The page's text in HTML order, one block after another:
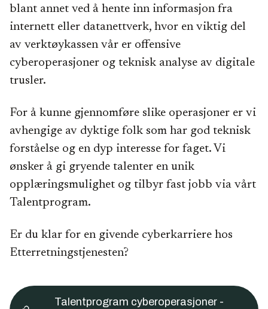
blant annet ved å hente inn informasjon fra
internett eller datanettverk, hvor en viktig del
av verktøykassen vår er offensive
cyberoperasjoner og teknisk analyse av digitale
trusler.
For å kunne gjennomføre slike operasjoner er vi
avhengige av dyktige folk som har god teknisk
forståelse og en dyp interesse for faget. Vi
ønsker å gi gryende talenter en unik
opplæringsmulighet og tilbyr fast jobb via vårt
Talentprogram.
Er du klar for en givende cyberkarriere hos
Etterretningstjenesten?
Talentprogram cyberoperasjoner -